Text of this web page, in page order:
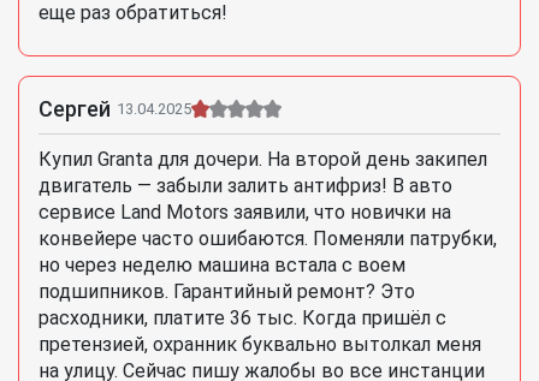
еще раз обратиться!
Сергей 13.04.2025
Купил Granta для дочери. На второй день закипел
двигатель — забыли залить антифриз! В авто
сервисе Land Motors заявили, что новички на
конвейере часто ошибаются. Поменяли патрубки,
но через неделю машина встала с воем
подшипников. Гарантийный ремонт? Это
расходники, платите 36 тыс. Когда пришёл с
претензией, охранник буквально вытолкал меня
на улицу. Сейчас пишу жалобы во все инстанции